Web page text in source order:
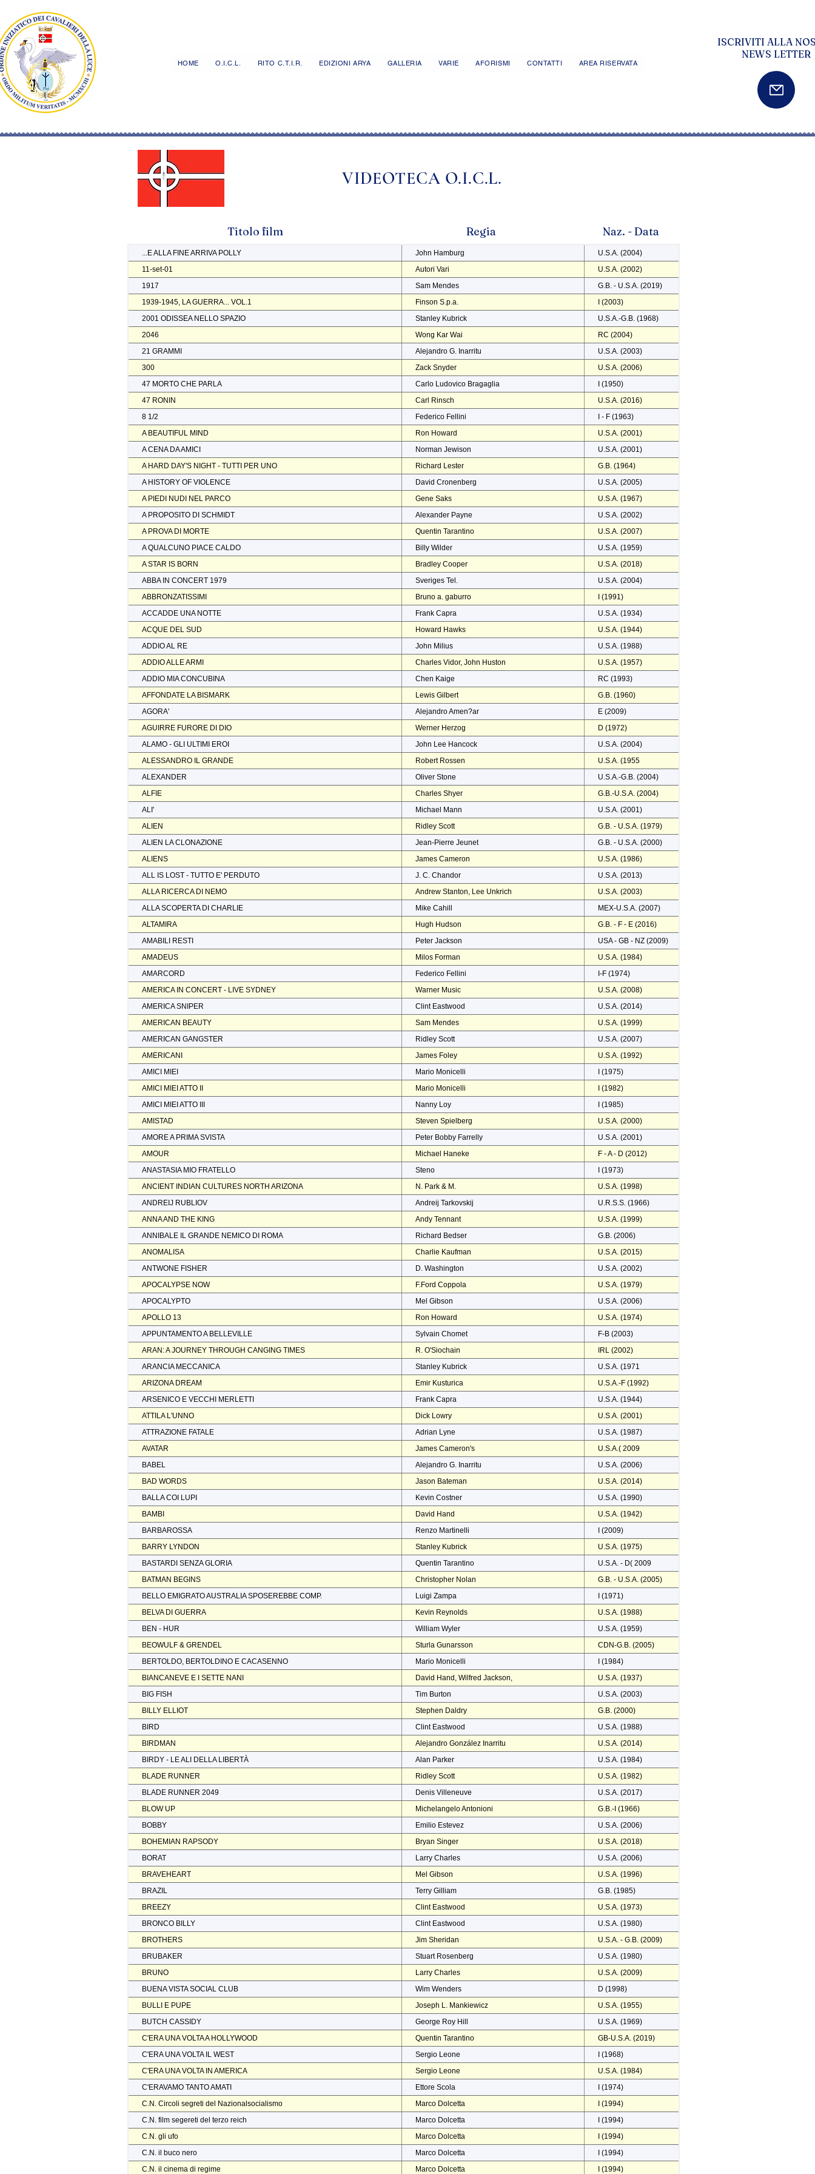
HOME O.I.C.L. RITO C.T.I.R. EDIZIONI ARYA GALLERIA VARIE AFORISMI CONTATTI AREA RISERVATA
ISCRIVITI ALLA
NEWS LETTER
VIDEOTECA O.I.C.L.
Titolo film Regia Naz. - Data
...E ALLA FINE ARRIVA POLLY John Hamburg
U.S.A. (2004)
11-set-01
Autori Vari
U.S.A. (2002)
1917
Sam Mendes
G.B. - U.S.A. (2019)
1939-1945, LA GUERRA... VOL.1
Finson S.p.a.
I (2003)
2001 ODISSEA NELLO SPAZIO
Stanley Kubrick
U.S.A.-G.B. (1968)
2046
Wong Kar Wai
RC (2004)
21 GRAMMI
Alejandro G. Inarritu
U.S.A. (2003)
300
Zack Snyder
U.S.A. (2006)
47 MORTO CHE PARLA
Carlo Ludovico Bragaglia
I (1950)
47 RONIN
Carl Rinsch
U.S.A. (2016)
8 1/2
Federico Fellini
I - F (1963)
A BEAUTIFUL MIND
Ron Howard
U.S.A. (2001)
A CENA DA AMICI
Norman Jewison
U.S.A. (2001)
A HARD DAY'S NIGHT - TUTTI PER UNO
Richard Lester
G.B. (1964)
A HISTORY OF VIOLENCE
David Cronenberg
U.S.A. (2005)
A PIEDI NUDI NEL PARCO
Gene Saks
U.S.A. (1967)
A PROPOSITO DI SCHMIDT
Alexander Payne
U.S.A. (2002)
A PROVA DI MORTE
Quentin Tarantino
U.S.A. (2007)
A QUALCUNO PIACE CALDO
Billy Wilder
U.S.A. (1959)
A STAR IS BORN
Bradley Cooper
U.S.A. (2018)
ABBA IN CONCERT 1979
Sveriges Tel.
U.S.A. (2004)
ABBRONZATISSIMI
Bruno a. gaburro
I (1991)
ACCADDE UNA NOTTE
Frank Capra
U.S.A. (1934)
ACQUE DEL SUD
Howard Hawks
U.S.A. (1944)
ADDIO AL RE
John Milius
U.S.A. (1988)
ADDIO ALLE ARMI
Charles Vidor, John Huston
U.S.A. (1957)
ADDIO MIA CONCUBINA
Chen Kaige
RC (1993)
AFFONDATE LA BISMARK
Lewis Gilbert
G.B. (1960)
AGORA'
Alejandro Amen?ar
E (2009)
AGUIRRE FURORE DI DIO
Werner Herzog
D (1972)
ALAMO - GLI ULTIMI EROI
John Lee Hancock
U.S.A. (2004)
ALESSANDRO IL GRANDE
Robert Rossen
U.S.A. (1955
ALEXANDER
Oliver Stone
U.S.A.-G.B. (2004)
ALFIE
Charles Shyer
G.B.-U.S.A. (2004)
ALI'
Michael Mann
U.S.A. (2001)
ALIEN
Ridley Scott
G.B. - U.S.A. (1979)
ALIEN LA CLONAZIONE
Jean-Pierre Jeunet
G.B. - U.S.A. (2000)
ALIENS
James Cameron
U.S.A. (1986)
ALL IS LOST - TUTTO E' PERDUTO
J. C. Chandor
U.S.A. (2013)
ALLA RICERCA DI NEMO
Andrew Stanton, Lee Unkrich
U.S.A. (2003)
ALLA SCOPERTA DI CHARLIE
Mike Cahill
MEX-U.S.A. (2007)
ALTAMIRA
Hugh Hudson
G.B. - F - E (2016)
AMABILI RESTI
Peter Jackson
USA - GB - NZ (2009)
AMADEUS
Milos Forman
U.S.A. (1984)
AMARCORD
Federico Fellini
I-F (1974)
AMERICA IN CONCERT - LIVE SYDNEY
Warner Music
U.S.A. (2008)
AMERICA SNIPER
Clint Eastwood
U.S.A. (2014)
AMERICAN BEAUTY
Sam Mendes
U.S.A. (1999)
AMERICAN GANGSTER
Ridley Scott
U.S.A. (2007)
AMERICANI
James Foley
U.S.A. (1992)
AMICI MIEI
Mario Monicelli
I (1975)
AMICI MIEI ATTO II
Mario Monicelli
I (1982)
AMICI MIEI ATTO III
Nanny Loy
I (1985)
AMISTAD
Steven Spielberg
U.S.A. (2000)
AMORE A PRIMA SVISTA
Peter Bobby Farrelly
U.S.A. (2001)
AMOUR
Michael Haneke
F - A - D (2012)
ANASTASIA MIO FRATELLO
Steno
I (1973)
ANCIENT INDIAN CULTURES NORTH ARIZONA
N. Park & M.
U.S.A. (1998)
ANDREIJ RUBLIOV
Andreij Tarkovskij
U.R.S.S. (1966)
ANNA AND THE KING
Andy Tennant
U.S.A. (1999)
ANNIBALE IL GRANDE NEMICO DI ROMA
Richard Bedser
G.B. (2006)
ANOMALISA
Charlie Kaufman
U.S.A. (2015)
ANTWONE FISHER
D. Washington
U.S.A. (2002)
APOCALYPSE NOW
F.Ford Coppola
U.S.A. (1979)
APOCALYPTO
Mel Gibson
U.S.A. (2006)
APOLLO 13
Ron Howard
U.S.A. (1974)
APPUNTAMENTO A BELLEVILLE
Sylvain Chomet
F-B (2003)
ARAN: A JOURNEY THROUGH CANGING TIMES
R. O'Siochain
IRL (2002)
ARANCIA MECCANICA
Stanley Kubrick
U.S.A. (1971
ARIZONA DREAM
Emir Kusturica
U.S.A.-F (1992)
ARSENICO E VECCHI MERLETTI
Frank Capra
U.S.A. (1944)
ATTILA L'UNNO
Dick Lowry
U.S.A. (2001)
ATTRAZIONE FATALE
Adrian Lyne
U.S.A. (1987)
AVATAR
James Cameron's
U.S.A.( 2009
BABEL
Alejandro G. Inarritu
U.S.A. (2006)
BAD WORDS
Jason Bateman
U.S.A. (2014)
BALLA COI LUPI
Kevin Costner
U.S.A. (1990)
BAMBI
David Hand
U.S.A. (1942)
BARBAROSSA
Renzo Martinelli
I (2009)
BARRY LYNDON
Stanley Kubrick
U.S.A. (1975)
BASTARDI SENZA GLORIA
Quentin Tarantino
U.S.A. - D( 2009
BATMAN BEGINS
Christopher Nolan
G.B. - U.S.A. (2005)
BELLO EMIGRATO AUSTRALIA SPOSEREBBE COMP.
Luigi Zampa
I (1971)
BELVA DI GUERRA
Kevin Reynolds
U.S.A. (1988)
BEN - HUR
William Wyler
U.S.A. (1959)
BEOWULF & GRENDEL
Sturla Gunarsson
CDN-G.B. (2005)
BERTOLDO, BERTOLDINO E CACASENNO
Mario Monicelli
I (1984)
BIANCANEVE E I SETTE NANI
David Hand, Wilfred Jackson,
U.S.A. (1937)
BIG FISH
Tim Burton
U.S.A. (2003)
BILLY ELLIOT
Stephen Daldry
G.B. (2000)
BIRD
Clint Eastwood
U.S.A. (1988)
BIRDMAN
Alejandro González Inarritu
U.S.A. (2014)
BIRDY - LE ALI DELLA LIBERTÀ
Alan Parker
U.S.A. (1984)
BLADE RUNNER
Ridley Scott
U.S.A. (1982)
BLADE RUNNER 2049
Denis Villeneuve
U.S.A. (2017)
BLOW UP
Michelangelo Antonioni
G.B.-I (1966)
BOBBY
Emilio Estevez
U.S.A. (2006)
BOHEMIAN RAPSODY
Bryan Singer
U.S.A. (2018)
BORAT
Larry Charles
U.S.A. (2006)
BRAVEHEART
Mel Gibson
U.S.A. (1996)
BRAZIL
Terry Gilliam
G.B. (1985)
BREEZY
Clint Eastwood
U.S.A. (1973)
BRONCO BILLY
Clint Eastwood
U.S.A. (1980)
BROTHERS
Jim Sheridan
U.S.A. - G.B. (2009)
BRUBAKER
Stuart Rosenberg
U.S.A. (1980)
BRUNO
Larry Charles
U.S.A. (2009)
BUENA VISTA SOCIAL CLUB
Wim Wenders
D (1998)
BULLI E PUPE
Joseph L. Mankiewicz
U.S.A. (1955)
BUTCH CASSIDY
George Roy Hill
U.S.A. (1969)
C'ERA UNA VOLTA A HOLLYWOOD
Quentin Tarantino
GB-U.S.A. (2019)
C'ERA UNA VOLTA IL WEST
Sergio Leone
I (1968)
C'ERA UNA VOLTA IN AMERICA
Sergio Leone
U.S.A. (1984)
C'ERAVAMO TANTO AMATI
Ettore Scola
I (1974)
C.N. Circoli segreti del Nazionalsocialismo
Marco Dolcetta
I (1994)
C.N. film segereti del terzo reich
Marco Dolcetta
I (1994)
C.N. gli ufo
Marco Dolcetta
I (1994)
C.N. il buco nero
Marco Dolcetta
I (1994)
C.N. il cinema di regime
Marco Dolcetta I (1994)